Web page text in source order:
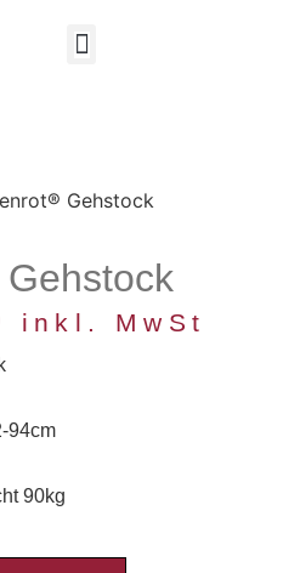
Gehstock
inkl. MwSt
94cm
90kg